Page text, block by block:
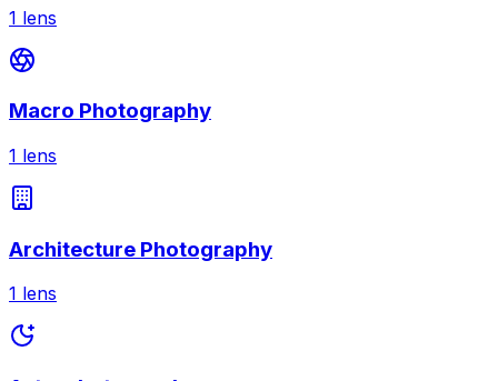
1 lens
Macro Photography
1 lens
Architecture Photography
1 lens